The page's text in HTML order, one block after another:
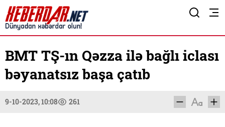
BMT TŞ-ın Qəzza ilə bağlı iclası
bəyanatsız başa çatıb
9-10-2023, 10:08 261